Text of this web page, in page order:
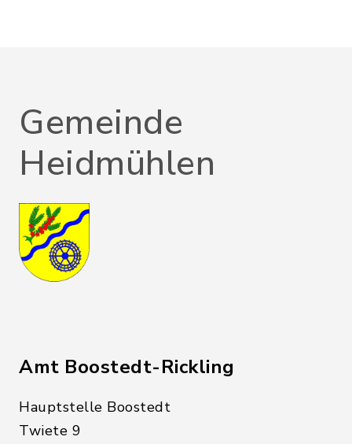
Gemeinde
Heidmühlen
Amt Boostedt-Rickling
Hauptstelle Boostedt
Twiete 9